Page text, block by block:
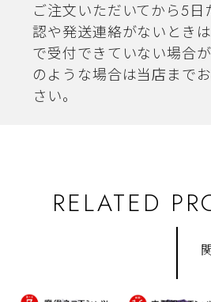
ご注文いただいてから5日
認や発送連絡がないとき
で受付できていない場合
のような場合は当店まで
さい。
RELATED